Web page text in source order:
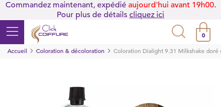
Commandez maintenant, expédié aujourd'hui avant 19h00.
Pour plus de détails cliquez ici
0
Accueil
Coloration & décoloration Coloration Dialight 9.31 Milkshake doré